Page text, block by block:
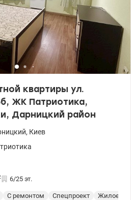
квартиры ул.
ЖК Патриотика,
Дарницкий район
, Киев
6/25 эт.
С ремонтом Спецпроект
Жилое